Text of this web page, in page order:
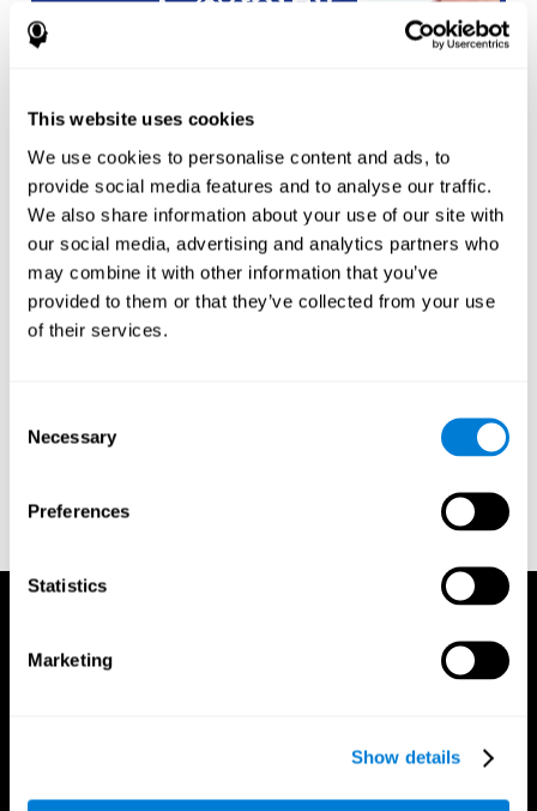
This website uses cookies
We use cookies to personalise content and ads, to
provide social media features and to analyse our traffic.
We also share information about your use of our site with
our social media, advertising and analytics partners who
may combine it with other information that you’ve
provided to them or that they’ve collected from your use
of their services.
Selection
Necessary
Preferences
Statistics
Marketing
Show details
انشاءحساب جديد
الرياضيين